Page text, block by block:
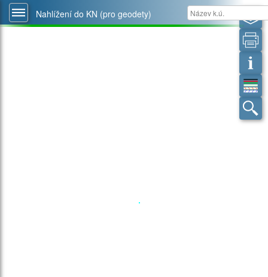
Nahlížení do KN (pro geodety)